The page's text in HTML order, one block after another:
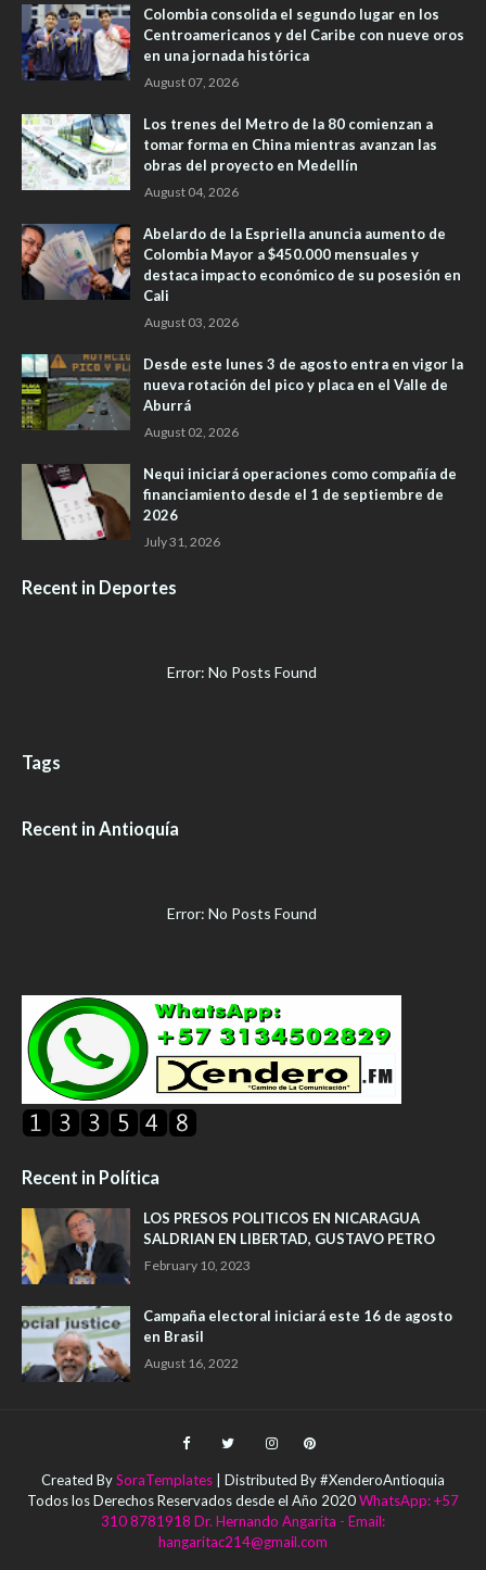
Colombia consolida el segundo lugar en los
Centroamericanos y del Caribe con nueve oros
en una jornada histórica
August 07, 2026
Los trenes del Metro de la 80 comienzan a
tomar forma en China mientras avanzan las
obras del proyecto en Medellín
August 04, 2026
Abelardo de la Espriella anuncia aumento de
Colombia Mayor a $450.000 mensuales y
destaca impacto económico de su posesión en
Cali
August 03, 2026
Desde este lunes 3 de agosto entra en vigor la
nueva rotación del pico y placa en el Valle de
Aburrá
August 02, 2026
Nequi iniciará operaciones como compañía de
financiamiento desde el 1 de septiembre de
2026
July 31, 2026
Recent in Deportes
Error: No Posts Found
Tags
Recent in Antioquía
Error: No Posts Found
Recent in Política
LOS PRESOS POLITICOS EN NICARAGUA
SALDRIAN EN LIBERTAD, GUSTAVO PETRO
February 10, 2023
Campaña electoral iniciará este 16 de agosto
en Brasil
August 16, 2022
Created BySoraTemplates | Distributed By #XenderoAntioquia
Todos los Derechos Reservados desde el Año 2020WhatsApp: +57
310 8781918 Dr. Hernando Angarita - Email:
hangaritac214@gmail.com